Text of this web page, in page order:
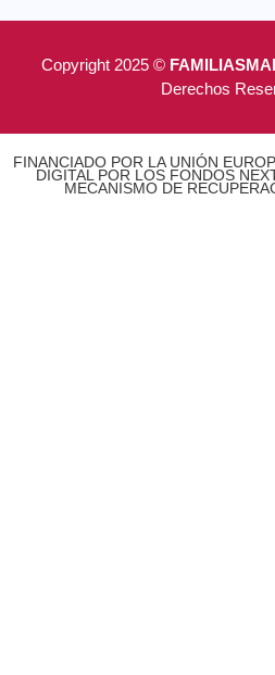
Copyright 2025 ©
Derechos
FINANCIADO POR LA UNIÓN
DIGITAL POR LOS FONDOS
MECANISMO DE